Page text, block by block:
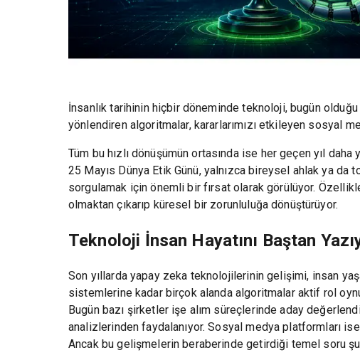
İnsanlık tarihinin hiçbir döneminde teknoloji, bugün
yönlendiren algoritmalar, kararlarımızı etkileyen sosyal
Tüm bu hızlı dönüşümün ortasında ise her geçen yıl
25 Mayıs Dünya Etik Günü, yalnızca bireysel ahlak ya
sorgulamak için önemli bir fırsat olarak görülüyor.
olmaktan çıkarıp küresel bir zorunluluğa dönüştürüyor.
Teknoloji İnsan Hayatını Baştan
Son yıllarda yapay zeka teknolojilerinin gelişimi, insan
sistemlerine kadar birçok alanda algoritmalar aktif rol
Bugün bazı şirketler işe alım süreçlerinde aday
analizlerinden faydalanıyor. Sosyal medya platformları
Ancak bu gelişmelerin beraberinde getirdiği temel soru